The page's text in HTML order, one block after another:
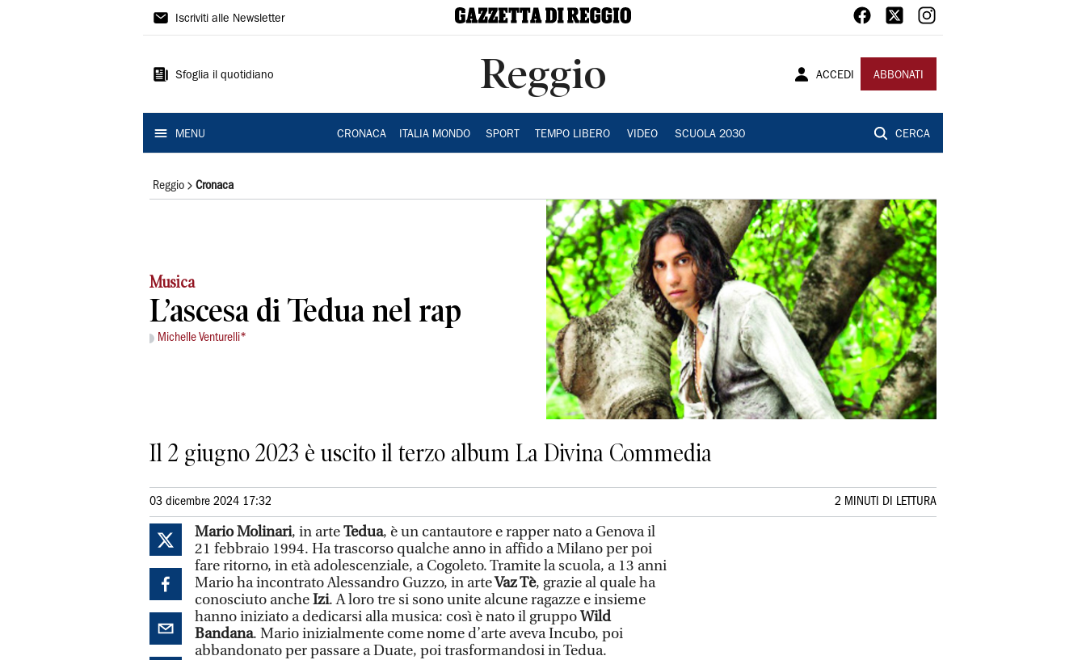
Gazzetta
Reggio
Iscriviti alle Newsletter
Sfoglia il quotidiano Reggio ACCEDI ABBONATI
MENU CRONACA ITALIA MONDO SPORT TEMPO LIBERO VIDEO SCUOLA 2030 CERCA
Reggio Cronaca
Musica
L’ascesa di Tedua nel rap
Michelle Venturelli*
Il 2 giugno 2023 è uscito il terzo album La Divina Commedia
03 dicembre 2024 17:32 2 MINUTI DI LETTURA
Mario Molinari, in arteTedua, è un cantautore e rapper nato a Genova il
21 febbraio 1994. Ha trascorso qualche anno in affido a Milano per poi
fare ritorno, in età adolescenziale, a Cogoleto. Tramite la scuola, a 13 anni
Mario ha incontrato Alessandro Guzzo, in arteVaz Tè, grazie al quale ha
conosciuto ancheIzi. A loro tre si sono unite alcune ragazze e insieme
hanno iniziato a dedicarsi alla musica: così è nato il gruppoWild
Bandana. Mario inizialmente come nome d’arte aveva Incubo, poi
abbandonato per passare a Duate, poi trasformandosi in Tedua.